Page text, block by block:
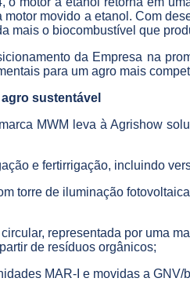
motor movido a etanol. Com
mais o biocombustível que
da Empresa na
para um agro mais
sustentável
MWM leva à Agrishow
e fertirrigação, incluindo
de iluminação fotovoltaica,
representada por uma
de resíduos orgânicos;
MAR-I e movidas a GNV/